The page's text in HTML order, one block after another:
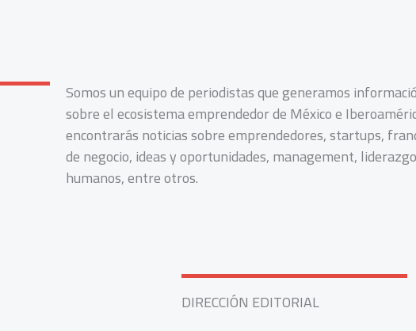
Somos un equipo de periodistas que generamos
sobre el ecosistema emprendedor de México e
encontrarás noticias sobre emprendedores, startups,
de negocio, ideas y oportunidades, management,
humanos, entre otros.
DIRECCIÓN EDITORIAL